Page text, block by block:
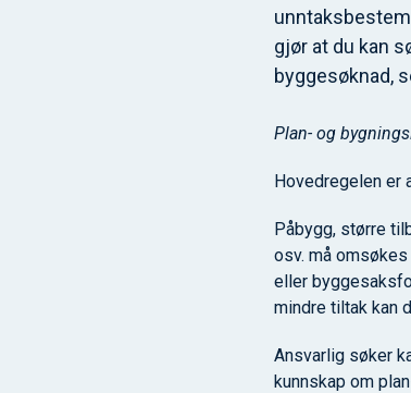
gjør at du kan
byggesøknad,
Plan- og
Hovedregelen er
Påbygg, større
osv. må
eller
mindre tiltak kan
Ansvarlig søker
kunnskap om